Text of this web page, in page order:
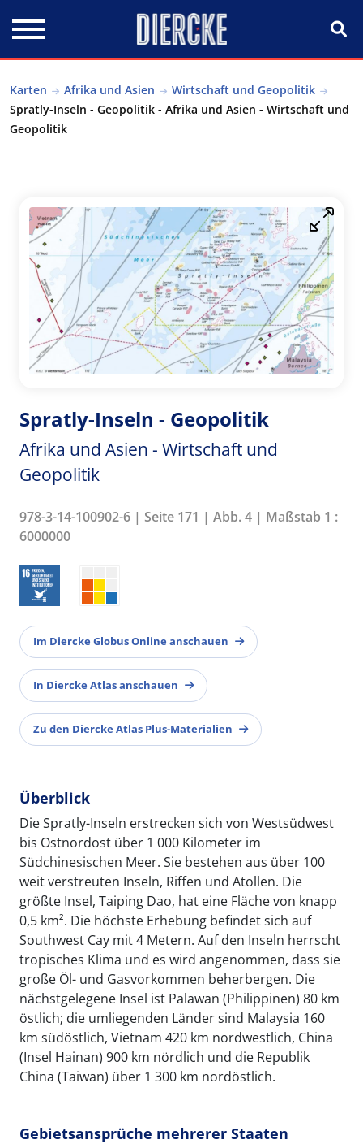
Karten Afrika und Asien
Wirtschaft und Geopolitik
Spratly-Inseln - Geopolitik - Afrika und Asien - Wirtschaft und
Geopolitik
Spratly-Inseln - Geopolitik
Afrika und Asien - Wirtschaft und
Geopolitik
978-3-14-100902-6 | Seite 171 | Abb. 4 | Maßstab 1 :
6000000
Im Diercke Globus Online anschauen
In Diercke Atlas anschauen
Zu den Diercke Atlas Plus-Materialien
Überblick
Die Spratly-Inseln erstrecken sich von Westsüdwest
bis Ostnordost über 1 000 Kilometer im
Südchinesischen Meer. Sie bestehen aus über 100
weit verstreuten Inseln, Riffen und Atollen. Die
größte Insel, Taiping Dao, hat eine Fläche von knapp
0,5 km². Die höchste Erhebung befindet sich auf
Southwest Cay mit 4 Metern. Auf den Inseln herrscht
tropisches Klima und es wird angenommen, dass sie
große Öl- und Gasvorkommen beherbergen. Die
nächstgelegene Insel ist Palawan (Philippinen) 80 km
östlich; die umliegenden Länder sind Malaysia 160
km südöstlich, Vietnam 420 km nordwestlich, China
(Insel Hainan) 900 km nördlich und die Republik
China (Taiwan) über 1 300 km nordöstlich.
Gebietsansprüche mehrerer Staaten